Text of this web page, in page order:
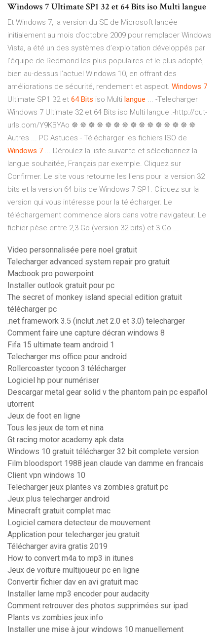
Windows 7 Ultimate SP1 32 et 64 Bits iso Multi langue
Et Windows 7, la version du SE de Microsoft lancée
initialement au mois d’octobre 2009 pour remplacer Windows
Vista, a été un des systèmes d’exploitation développés par
l’équipe de Redmond les plus populaires et le plus adopté,
bien au-dessus l’actuel Windows 10, en offrant des
améliorations de sécurité, rendement et aspect. Windows 7
Ultimate SP1 32 et 64 Bits iso Multi langue ... -Telecharger
Windows 7 Ultimate 32 et 64 Bits iso Multi langue :-http://cut-
urls.com/Y9KBYAo ☸ ☸ ☸ ☸ ☸ ☸ ☸ ☸ ☸ ☸ ☸ ☸ ☸ ☸ ☸
Autres ... PC Astuces - Télécharger les fichiers ISO de
Windows 7 ... Déroulez la liste suivante et sélectionnez la
langue souhaitée, Français par exemple. Cliquez sur
Confirmer. Le site vous retourne les liens pour la version 32
bits et la version 64 bits de Windows 7 SP1. Cliquez sur la
version qui vous intéresse pour la télécharger. Le
téléchargement commence alors dans votre navigateur. Le
fichier pèse entre 2,3 Go (version 32 bits) et 3 Go ...
Video personnalisée pere noel gratuit
Telecharger advanced system repair pro gratuit
Macbook pro powerpoint
Installer outlook gratuit pour pc
The secret of monkey island special edition gratuit
télécharger pc
.net framework 3.5 (inclut .net 2.0 et 3.0) telecharger
Comment faire une capture décran windows 8
Fifa 15 ultimate team android 1
Telecharger ms office pour android
Rollercoaster tycoon 3 télécharger
Logiciel hp pour numériser
Descargar metal gear solid v the phantom pain pc español
utorrent
Jeux de foot en ligne
Tous les jeux de tom et nina
Gt racing motor academy apk data
Windows 10 gratuit télécharger 32 bit complete version
Film bloodsport 1988 jean claude van damme en francais
Client vpn windows 10
Telecharger jeux plantes vs zombies gratuit pc
Jeux plus telecharger android
Minecraft gratuit complet mac
Logiciel camera detecteur de mouvement
Application pour telecharger jeu gratuit
Télécharger avira gratis 2019
How to convert m4a to mp3 in itunes
Jeux de voiture multijoueur pc en ligne
Convertir fichier dav en avi gratuit mac
Installer lame mp3 encoder pour audacity
Comment retrouver des photos supprimées sur ipad
Plants vs zombies jeux.info
Installer une mise à jour windows 10 manuellement